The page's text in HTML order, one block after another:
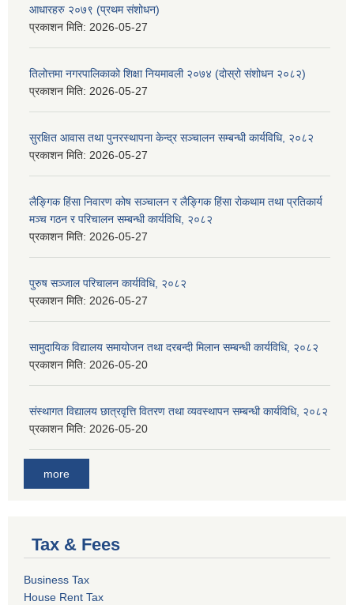
आधारहरु २०७९ (प्रथम संशोधन)
प्रकाशन मिति: 2026-05-27
तिलोत्तमा नगरपालिकाको शिक्षा नियमावली २०७४ (दोस्रो संशोधन २०८२)
प्रकाशन मिति: 2026-05-27
सुरक्षित आवास तथा पुनरस्थापना केन्द्र सञ्चालन सम्बन्धी कार्यविधि, २०८२
प्रकाशन मिति: 2026-05-27
लैङ्गिक हिंसा निवारण कोष सञ्चालन र लैङ्गिक हिंसा रोकथाम तथा प्रतिकार्य
मञ्च गठन र परिचालन सम्बन्धी कार्यविधि, २०८२
प्रकाशन मिति: 2026-05-27
पुरुष सञ्जाल परिचालन कार्यविधि, २०८२
प्रकाशन मिति: 2026-05-27
सामुदायिक विद्यालय समायोजन तथा दरबन्दी मिलान सम्बन्धी कार्यविधि, २०८२
प्रकाशन मिति: 2026-05-20
संस्थागत विद्यालय छात्रवृत्ति वितरण तथा व्यवस्थापन सम्बन्धी कार्यविधि, २०८२
प्रकाशन मिति: 2026-05-20
more
Tax & Fees
Business Tax
House Rent Tax